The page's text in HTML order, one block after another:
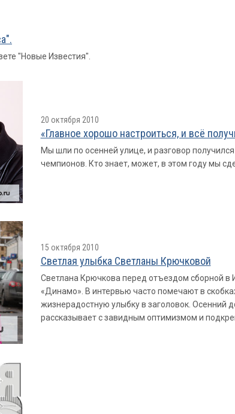
"Новые Известия".
20 октября 2010
«Главное хорошо настроиться, и всё
Мы шли по осенней улице, и разговор
чемпионов. Кто знает, может, в этом году мы
15 октября 2010
Светлая улыбка Светланы Крючковой
Светлана Крючкова перед отъездом сборной
«Динамо». В интервью часто помечают в
жизнерадостную улыбку в заголовок. Осенний
рассказывает с завидным оптимизмом и